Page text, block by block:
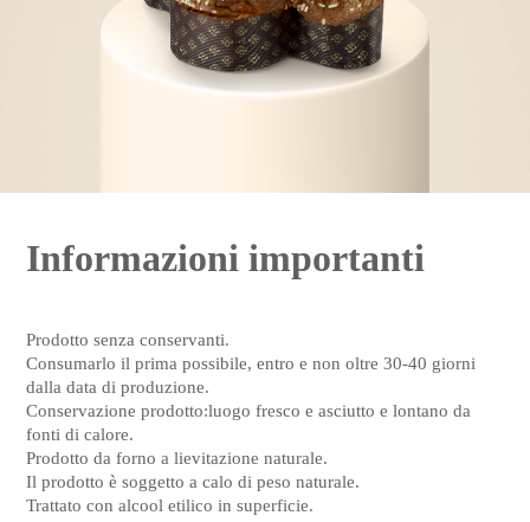
Informazioni importanti
Prodotto senza conservanti.
Consumarlo il prima possibile, entro e non oltre 30-40 giorni
dalla data di produzione.
Conservazione prodotto:luogo fresco e asciutto e lontano da
fonti di calore.
Prodotto da forno a lievitazione naturale.
Il prodotto è soggetto a calo di peso naturale.
Trattato con alcool etilico in superficie.